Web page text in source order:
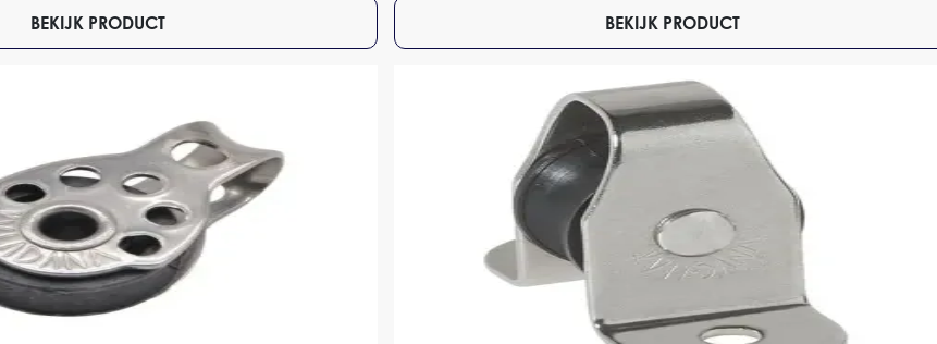
BEKIJK PRODUCT
BEKIJK PRODUCT